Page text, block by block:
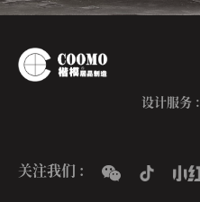
关注我们 :
设计服务 :